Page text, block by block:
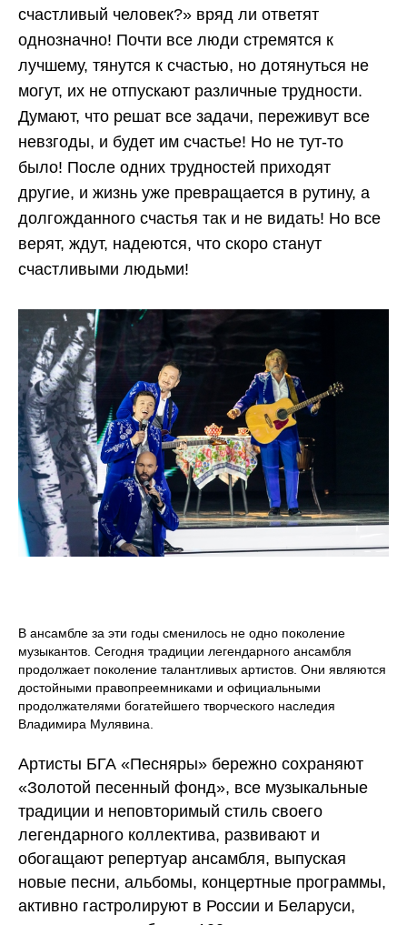
счастливый человек?» вряд ли ответят
однозначно! Почти все люди стремятся к
лучшему, тянутся к счастью, но дотянуться не
могут, их не отпускают различные трудности.
Думают, что решат все задачи, переживут все
невзгоды, и будет им счастье! Но не тут-то
было! После одних трудностей приходят
другие, и жизнь уже превращается в рутину, а
долгожданного счастья так и не видать! Но все
верят, ждут, надеются, что скоро станут
счастливыми людьми!
В ансамбле за эти годы сменилось не одно поколение
музыкантов. Сегодня традиции легендарного ансамбля
продолжает поколение талантливых артистов. Они являются
достойными правопреемниками и официальными
продолжателями богатейшего творческого наследия
Владимира Мулявина.
Артисты БГА «Песняры» бережно сохраняют
«Золотой песенный фонд», все музыкальные
традиции и неповторимый стиль своего
легендарного коллектива, развивают и
обогащают репертуар ансамбля, выпуская
новые песни, альбомы, концертные программы,
активно гастролируют в России и Беларуси,